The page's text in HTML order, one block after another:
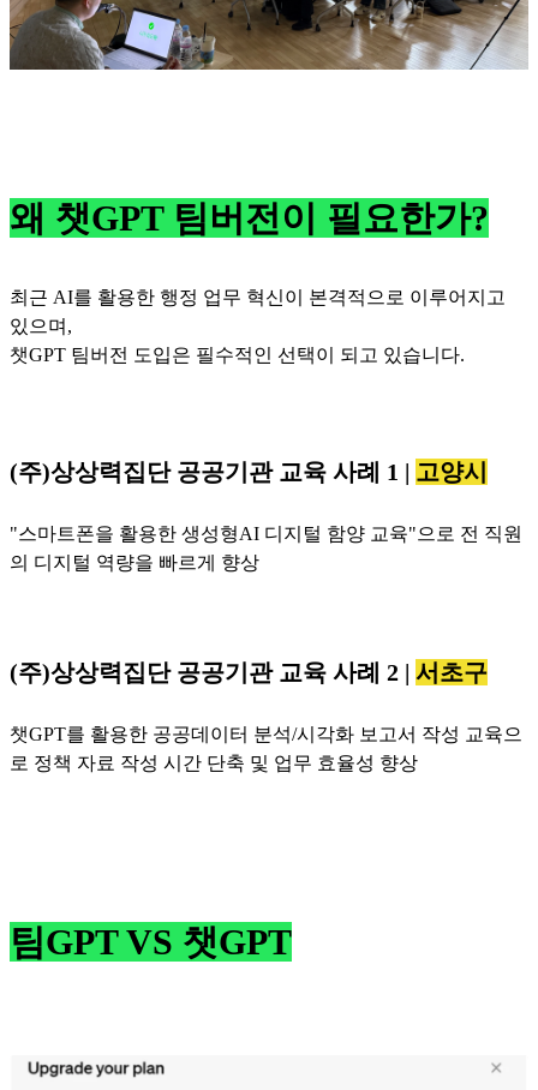
왜 챗GPT 팀버전이 필요한가?
최근 AI를 활용한 행정 업무 혁신이 본격적으로 이루어지고
있으며,
챗GPT 팀버전 도입은 필수적인 선택이 되고 있습니다.
(주)상상력집단 공공기관 교육 사례 1 | 고양시
"스마트폰을 활용한 생성형AI 디지털 함양 교육"으로 전 직원
의 디지털 역량을 빠르게 향상
(주)상상력집단 공공기관 교육 사례 2 | 서초구
챗GPT를 활용한 공공데이터 분석/시각화 보고서 작성 교육으
로 정책 자료 작성 시간 단축 및 업무 효율성 향상
팀GPT VS 챗GPT